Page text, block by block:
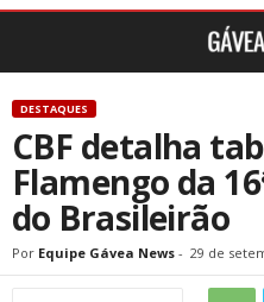
DESTAQUES
CBF detalha
Flamengo da
do Brasileirão
Por Equipe Gávea News - 29 de